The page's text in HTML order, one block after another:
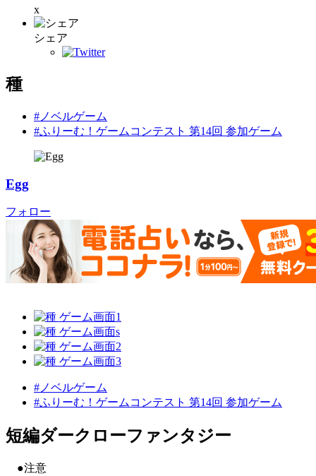
x
シェア
種
#ノベルゲーム
#ふりーむ！ゲームコンテスト 第14回 参加ゲーム
Egg
フォロー
#ノベルゲーム
#ふりーむ！ゲームコンテスト 第14回 参加ゲーム
短編ダークローファンタジー
●注意